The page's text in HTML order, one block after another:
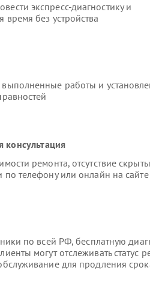
экспресс-диагностику и
без устройства
выполненные работы и
консультация
ремонта, отсутствие
по телефону или онлайн на сайте
по всей РФ, бесплатную
могут отслеживать статус
для продления